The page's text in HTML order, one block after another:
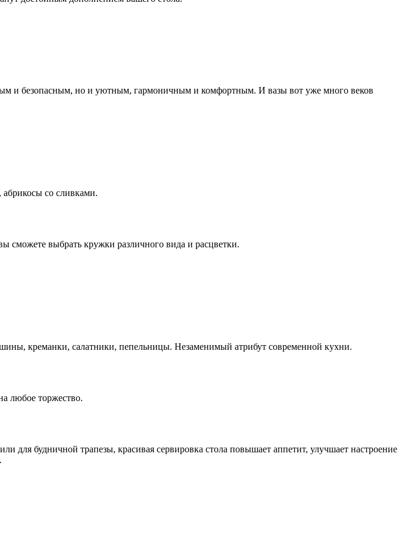
и безопасным, но и уютным, гармоничным и комфортным. И вазы вот уже много веков
со сливками.
сможете выбрать кружки различного вида и расцветки.
креманки, салатники, пепельницы. Незаменимый атрибут современной кухни.
любое торжество.
для будничной трапезы, красивая сервировка стола повышает аппетит, улучшает настроение